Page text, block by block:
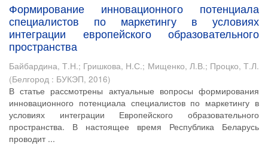
Формирование инновационного потенциала
специалистов по маркетингу в условиях
интеграции европейского образовательного
пространства
Байбардина, Т.Н.; Гришкова, Н.С.; Мищенко, Л.В.; Процко, Т.Л.
(Белгород : БУКЭП, 2016)
В статье рассмотрены актуальные вопросы формирования
инновационного потенциала специалистов по маркетингу в
условиях интеграции Европейского образовательного
пространства. В настоящее время Республика Беларусь
проводит ...